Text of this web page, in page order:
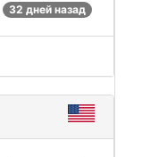
32 дней назад